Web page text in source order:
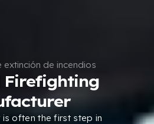
de incendios
Firefighting
often the first step in